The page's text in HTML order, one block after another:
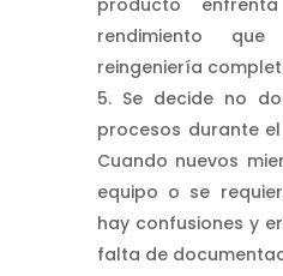
rendimiento
reingeniería
Se decide no
procesos durante
Cuando nuevos
equipo o se
hay confusiones y
falta de